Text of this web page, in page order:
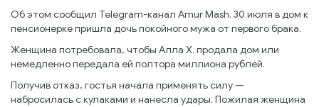
Об этом сообщил Telegram-канал Amur Mash. 30 июля в дом к
пенсионерке пришла дочь покойного мужа от первого брака.
Женщина потребовала, чтобы Алла Х. продала дом или
немедленно передала ей полтора миллиона рублей.
Получив отказ, гостья начала применять силу —
набросилась с кулаками и нанесла удары. Пожилая женщина